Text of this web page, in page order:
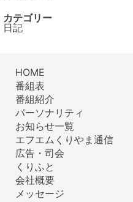
カテゴリー
日記
HOME
番組表
番組紹介
パーソナリティ
お知らせ一覧
エフエムくりやま通信
広告・司会
くりふと
会社概要
メッセージ